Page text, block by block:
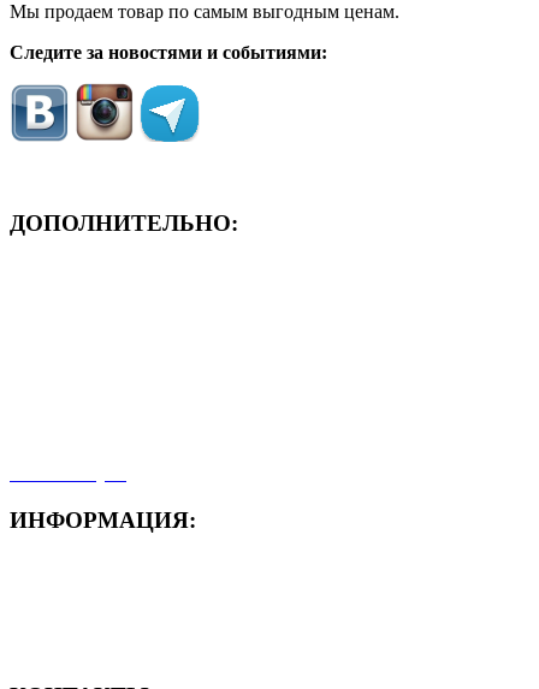
Мы продаем товар по самым выгодным ценам.
Следите за новостями и событиями:
ДОПОЛНИТЕЛЬНО:
ИНФОРМАЦИЯ: